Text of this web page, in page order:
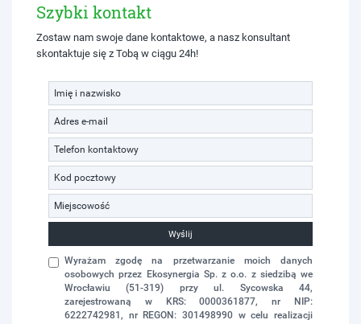
Szybki kontakt
Zostaw nam swoje dane kontaktowe, a nasz konsultant
skontaktuje się z Tobą w ciągu 24h!
Wyślij
Wyrażam zgodę na przetwarzanie moich danych
osobowych przez Ekosynergia Sp. z o.o. z siedzibą we
Wrocławiu (51-319) przy ul. Sycowska 44,
zarejestrowaną w KRS: 0000361877, nr NIP:
6222742981, nr REGON: 301498990 w celu realizacji